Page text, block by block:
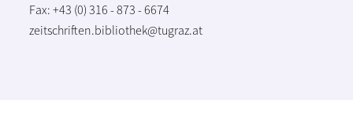
Fax: +43 (0) 316 - 873 - 6674
zeitschriften.bibliothek@tugraz.at